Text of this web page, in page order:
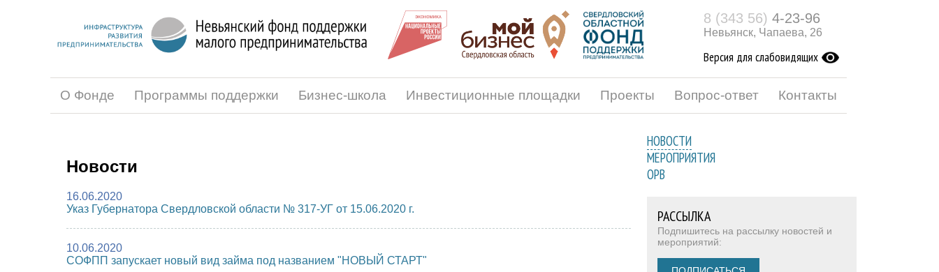
8 (343 56) 4-23-96
Невьянск, Чапаева, 26
Версия для слабовидящих
О Фонде Программы поддержки Бизнес-школа Инвестиционные площадки Проекты Вопрос-ответ Контакты
Новости
16.06.2020
Указ Губернатора Свердловской области № 317-УГ от 15.06.2020 г.
10.06.2020
СОФПП запускает новый вид займа под названием "НОВЫЙ СТАРТ"
НОВОСТИ
МЕРОПРИЯТИЯ
ОРВ
РАССЫЛКА
Подпишитесь на рассылку новостей и
мероприятий: